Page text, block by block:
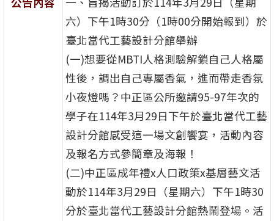
六）下午1時30分（1時00分開始報到）於
臺北當代工藝設計分館舉辦
(一)想要從MBTI人格測驗解鎖自己人格屬
性後，調出自己專屬香氣，進而帶走香氛
小夜燈嗎？中正區公所邀請95-97年次的
學子在114年3月29日下午於臺北當代工藝
設計分館感受這一場文創饗宴，活動內容
及報名方式參簡章及海報！
(二)中正區成年禮x人口政策x基層藝文活
動於114年3月29日（星期六）下午1時30
分於臺北當代工藝設計分館熱鬧登場。活